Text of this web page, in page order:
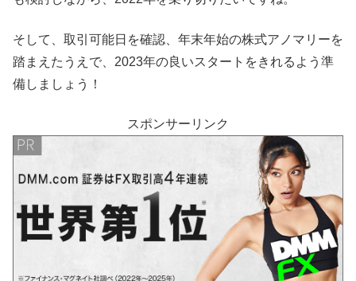
そして、取引可能日を確認、年末年始の株式アノマリーを
踏まえたうえで、2023年の良いスタートをきれるよう準
備しましょう！
スポンサーリンク